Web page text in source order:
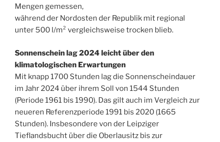
Mengen gemessen,
während der Nordosten der Republik mit regional
unter 500 l/m² vergleichsweise trocken blieb.
Sonnenschein lag 2024 leicht über den
klimatologischen Erwartungen
Mit knapp 1700 Stunden lag die Sonnenscheindauer
im Jahr 2024 über ihrem Soll von 1544 Stunden
(Periode 1961 bis 1990). Das gilt auch im Vergleich zur
neueren Referenzperiode 1991 bis 2020 (1665
Stunden). Insbesondere von der Leipziger
Tieflandsbucht über die Oberlausitz bis zur